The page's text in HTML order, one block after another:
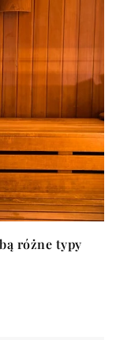
różne typy